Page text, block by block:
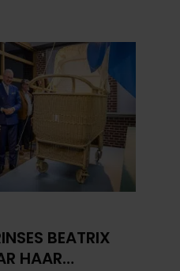
BEATRIX
HAAR